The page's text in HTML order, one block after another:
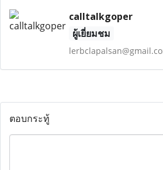
calltalkgoper
ผู้เยี่ยมชม
ตอบกระทู้